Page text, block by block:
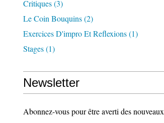
Critiques(3)
Le Coin Bouquins(2)
Exercices D'impro Et Reflexions(1)
Stages(1)
Newsletter
Abonnez-vous pour être averti des nouveaux